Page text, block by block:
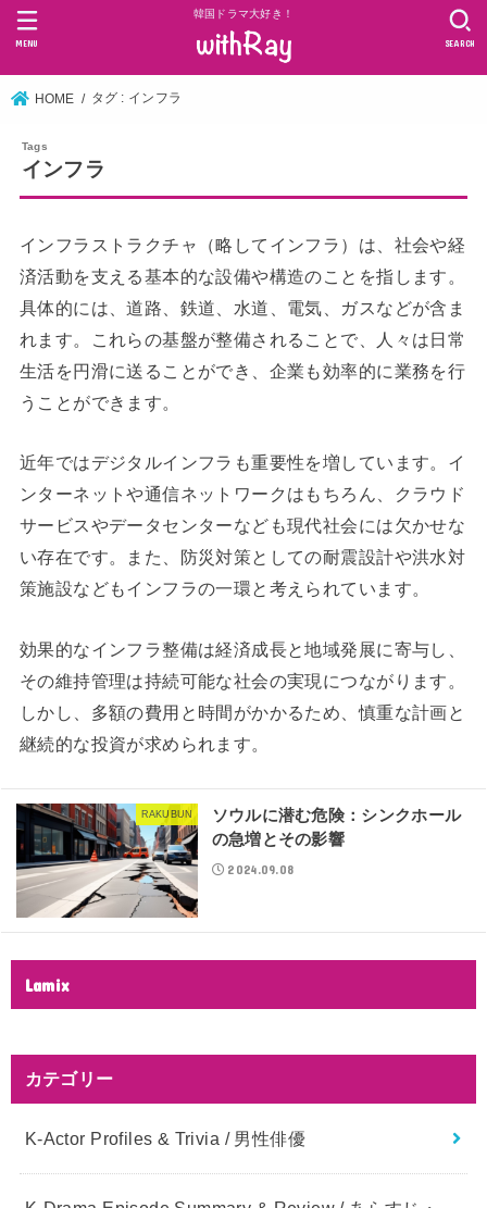
韓国ドラマ大好き！
SEARCH
MENU
HOME タグ : インフラ
インフラ
インフラストラクチャ（略してインフラ）は、社会や経
済活動を支える基本的な設備や構造のことを指します。
具体的には、道路、鉄道、水道、電気、ガスなどが含ま
れます。これらの基盤が整備されることで、人々は日常
生活を円滑に送ることができ、企業も効率的に業務を行
うことができます。
近年ではデジタルインフラも重要性を増しています。イ
ンターネットや通信ネットワークはもちろん、クラウド
サービスやデータセンターなども現代社会には欠かせな
い存在です。また、防災対策としての耐震設計や洪水対
策施設などもインフラの一環と考えられています。
効果的なインフラ整備は経済成長と地域発展に寄与し、
その維持管理は持続可能な社会の実現につながります。
しかし、多額の費用と時間がかかるため、慎重な計画と
継続的な投資が求められます。
RAKUBUN
ソウルに潜む危険：シンクホール
の急増とその影響
2024.09.08
Lamix
カテゴリー
K-Actor Profiles & Trivia / 男性俳優